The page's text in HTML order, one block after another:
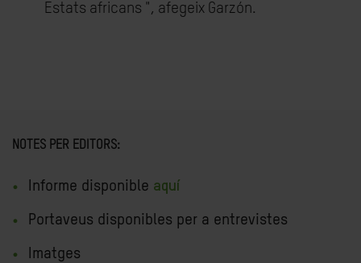
Estats africans ", afegeix Garzón.
NOTES PER EDITORS:
Informe disponible aquí
Portaveus disponibles per a entrevistes
Imatges